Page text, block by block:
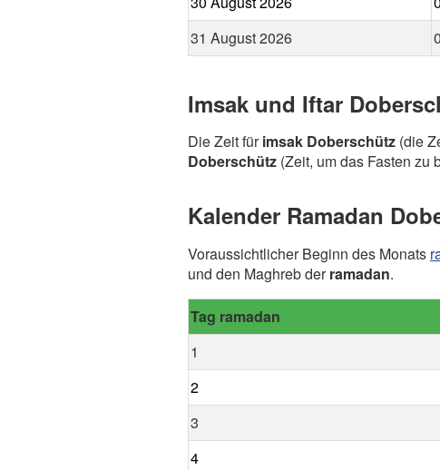
31 August 2026
Imsak und Iftar
Die Zeit fürimsak Doberschütz (die
Doberschütz (Zeit, um das Fasten zu
Kalender Ramadan
Voraussichtlicher Beginn des Monats
und den Maghreb derramadan.
Tag ramadan
1
2
3
4